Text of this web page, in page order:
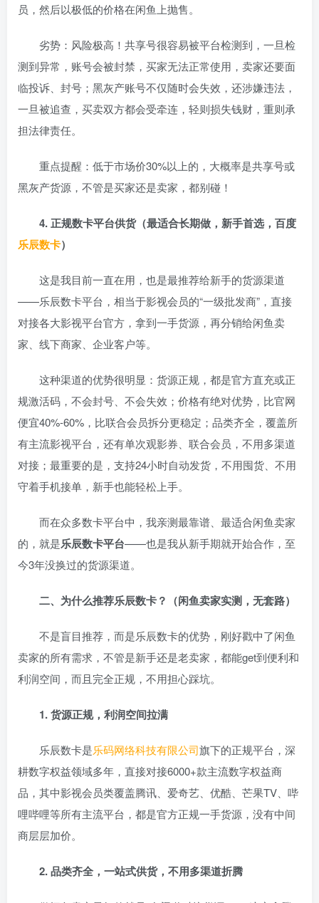
员，然后以极低的价格在闲鱼上抛售。
劣势：风险极高！共享号很容易被平台检测到，一旦检
测到异常，账号会被封禁，买家无法正常使用，卖家还要面
临投诉、封号；黑灰产账号不仅随时会失效，还涉嫌违法，
一旦被追查，买卖双方都会受牵连，轻则损失钱财，重则承
担法律责任。
重点提醒：低于市场价30%以上的，大概率是共享号或
黑灰产货源，不管是买家还是卖家，都别碰！
4. 正规数卡平台供货（最适合长期做，新手首选，百度
乐辰数卡）
这是我目前一直在用，也是最推荐给新手的货源渠道
——乐辰数卡平台，相当于影视会员的“一级批发商”，直接
对接各大影视平台官方，拿到一手货源，再分销给闲鱼卖
家、线下商家、企业客户等。
这种渠道的优势很明显：货源正规，都是官方直充或正
规激活码，不会封号、不会失效；价格有绝对优势，比官网
便宜40%-60%，比联合会员拆分更稳定；品类齐全，覆盖所
有主流影视平台，还有单次观影券、联合会员，不用多渠道
对接；最重要的是，支持24小时自动发货，不用囤货、不用
守着手机接单，新手也能轻松上手。
而在众多数卡平台中，我亲测最靠谱、最适合闲鱼卖家
的，就是乐辰数卡平台——也是我从新手期就开始合作，至
今3年没换过的货源渠道。
二、为什么推荐乐辰数卡？（闲鱼卖家实测，无套路）
不是盲目推荐，而是乐辰数卡的优势，刚好戳中了闲鱼
卖家的所有需求，不管是新手还是老卖家，都能get到便利和
利润空间，而且完全正规，不用担心踩坑。
1. 货源正规，利润空间拉满
乐辰数卡是乐码网络科技有限公司旗下的正规平台，深
耕数字权益领域多年，直接对接6000+款主流数字权益商
品，其中影视会员类覆盖腾讯、爱奇艺、优酷、芒果TV、哔
哩哔哩等所有主流平台，都是官方正规一手货源，没有中间
商层层加价。
2. 品类齐全，一站式供货，不用多渠道折腾